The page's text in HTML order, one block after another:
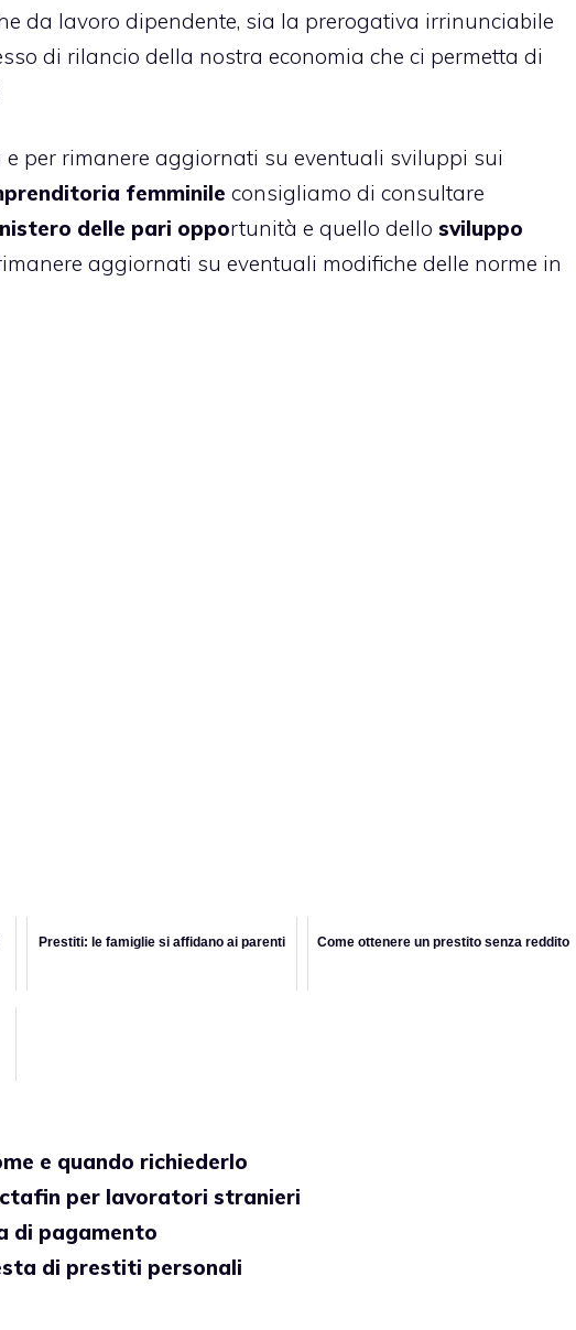
da lavoro dipendente, sia la prerogativa irrinunciabile
di rilancio della nostra economia che ci permetta di
per rimanere aggiornati su eventuali sviluppi sui
femminile consigliamo di consultare
delle pari opportunità e quello dello sviluppo
aggiornati su eventuali modifiche delle norme in
Prestiti: le famiglie si affidano ai parenti Come ottenere un prestito senza reddito
e quando richiederlo
per lavoratori stranieri
di pagamento
di prestiti personali